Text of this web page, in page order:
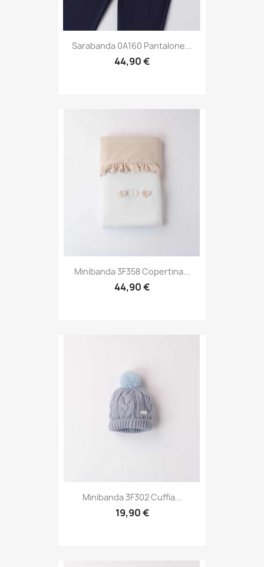
Sarabanda 0A160 Pantalone...
44,90 €
Minibanda 3F358 Copertina...
44,90 €
Minibanda 3F302 Cuffia...
19,90 €